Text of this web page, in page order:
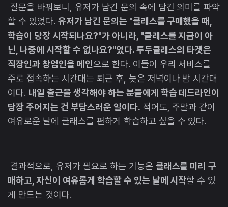
질문을 바꿔보니, 유저가 남긴 문의 속에 담긴 의미를 파악
할 수 있었다. 유저가 남긴 문의는 "클래스를 구매했을 때,
학습이 당장 시작되나요?"가 아니라, "클래스를 지금이 아
닌, 나중에 시작할 수 없나요?"였다. 투두클래스의 타겟은
직장인과 창업인을 메인으로 한다. 이들이 우리 서비스를
주로 접속하는 시간대는 퇴근 후, 늦은 저녁이나 밤 시간대
이다. 내일 출근을 생각해야 하는 분들에게 학습 데드라인이
당장 주어지는 건 부담스러운 일이다. 적어도, 주말과 같이
여유로운 날에 클래스를 편하게 학습하고 싶을 수 있다.
결과적으로, 유저가 필요로 하는 기능은 클래스를 미리 구
매하고, 자신이 여유롭게 학습할 수 있는 날에 시작할 수 있
게 만드는 것이다.